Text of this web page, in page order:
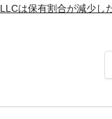
LLCは保有割合が減少し